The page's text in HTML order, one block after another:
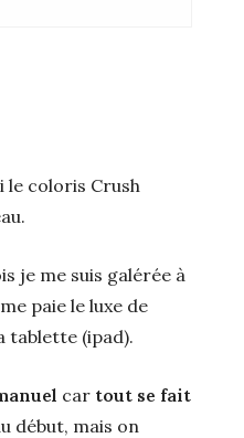
le coloris Crush
je me suis galérée à
paie le luxe de
tablette (ipad).
car tout se fait
début, mais on